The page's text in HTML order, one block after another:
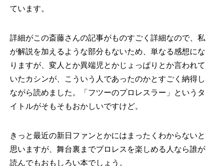
ています。
詳細がこの斎藤さんの記事がものすごく詳細なので、私
が解説を加えるような部分もないため、単なる感想にな
りますが、変人とか異端児とかじょっぱりとか言われて
いたカシンが、こういう人であったのかとすごく納得し
ながら読めました。「フツーのプロレスラー」というタ
イトルがそもそもおかしいですけど。
きっと最近の新日ファンとかにはまったくわからないと
思いますが、舞台裏までプロレスを楽しめる人なら誰が
読んでもおもしろい本でしょう。